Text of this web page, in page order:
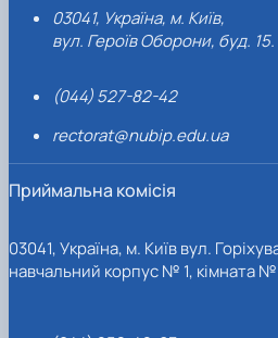
03041, Україна, м. Київ,
вул. Героїв Оборони, буд. 15.
(044) 527-82-42
rectorat@nubip.edu.ua
Приймальна комісія
03041, Україна, м. Київ вул.
навчальний корпус № 1, кімната №